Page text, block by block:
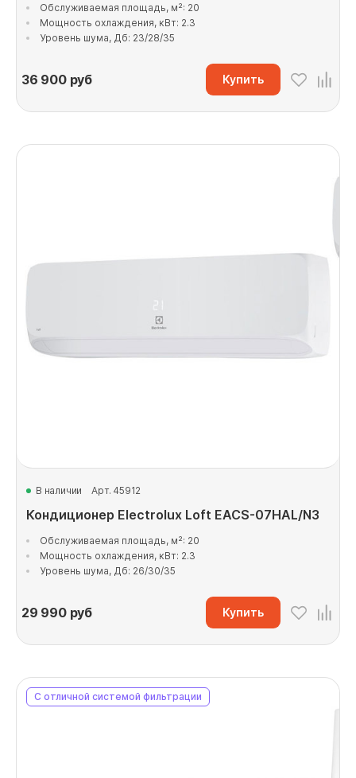
Обслуживаемая площадь, м²: 20
Мощность охлаждения, кВт: 2.3
Уровень шума, Дб: 23/28/35
36 900руб Купить
В наличии Арт. 45912
Кондиционер Electrolux Loft EACS-07HAL/N3
Обслуживаемая площадь, м²: 20
Мощность охлаждения, кВт: 2.3
Уровень шума, Дб: 26/30/35
29 990руб Купить
С отличной системой фильтрации